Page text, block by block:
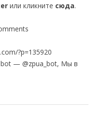
или кликните сюда.
?p=135920
— @zpua_bot, Мы в